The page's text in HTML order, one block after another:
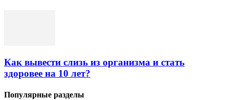
Как вывести слизь из организма и стать
здоровее на 10 лет?
Популярные разделы